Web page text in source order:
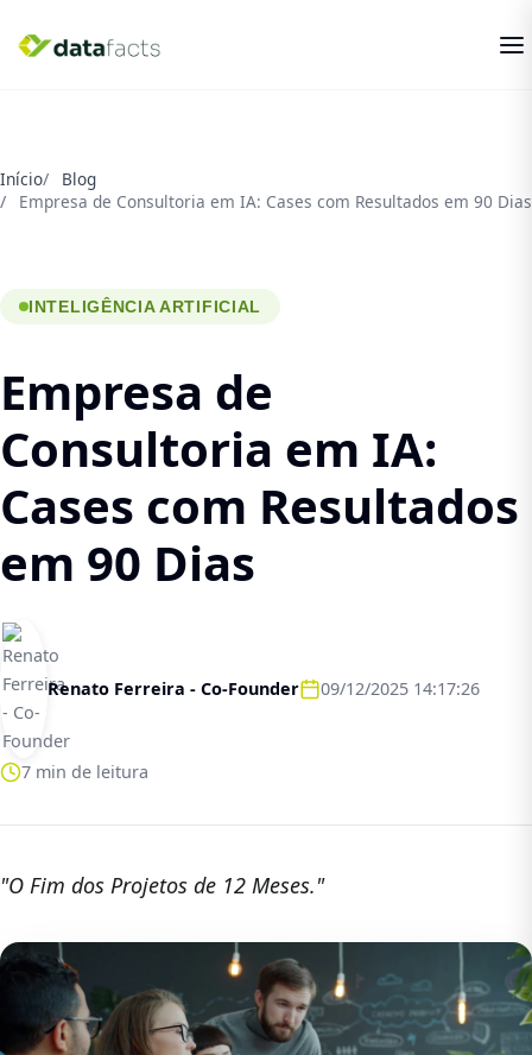
Início
Blog
Empresa de Consultoria em IA: Cases com Resultados em 90 Dias
INTELIGÊNCIA ARTIFICIAL
Empresa de
Consultoria em IA:
Cases com Resultados
em 90 Dias
Renato Ferreira - Co-Founder 09/12/2025 14:17:26
7 min de leitura
"O Fim dos Projetos de 12 Meses."